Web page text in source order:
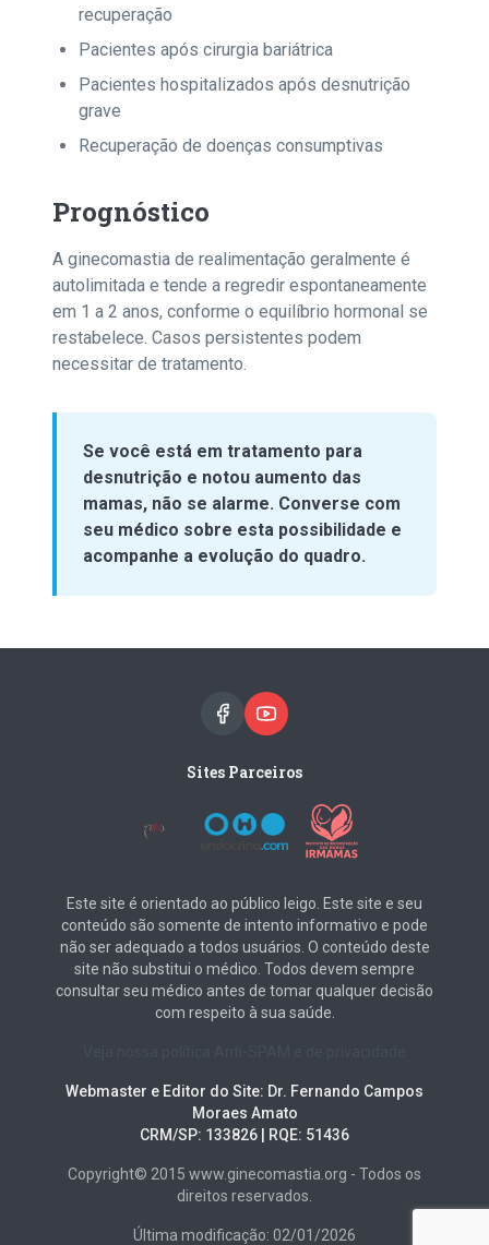
recuperação
Pacientes após cirurgia bariátrica
Pacientes hospitalizados após desnutrição
grave
Recuperação de doenças consumptivas
Prognóstico
A ginecomastia de realimentação geralmente é
autolimitada e tende a regredir espontaneamente
em 1 a 2 anos, conforme o equilíbrio hormonal se
restabelece. Casos persistentes podem
necessitar de tratamento.
Se você está em tratamento para
desnutrição e notou aumento das
mamas, não se alarme. Converse com
seu médico sobre esta possibilidade e
acompanhe a evolução do quadro.
Sites Parceiros
Este site é orientado ao público leigo. Este site e seu
conteúdo são somente de intento informativo e pode
não ser adequado a todos usuários. O conteúdo deste
site não substitui o médico. Todos devem sempre
consultar seu médico antes de tomar qualquer decisão
com respeito à sua saúde.
Webmaster e Editor do Site: Dr. Fernando Campos
Moraes Amato
CRM/SP: 133826 | RQE: 51436
Copyright© 2015 www.ginecomastia.org - Todos os
direitos reservados.
Última modificação: 02/01/2026